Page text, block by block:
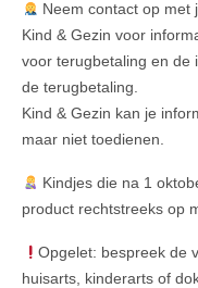
Neem contact op met
Kind & Gezin voor
voor terugbetaling en de
de terugbetaling.
Kind & Gezin kan je
maar niet toedienen.
Kindjes die na 1
product rechtstreeks op
Opgelet: bespreek de
huisarts, kinderarts of